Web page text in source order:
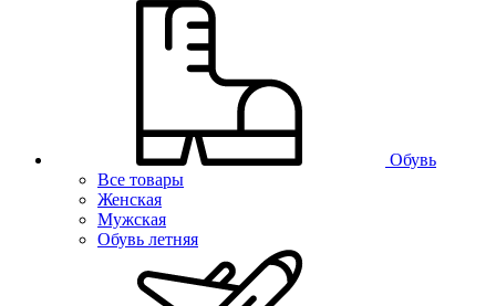
Обувь
Все товары
Женская
Мужская
Обувь летняя